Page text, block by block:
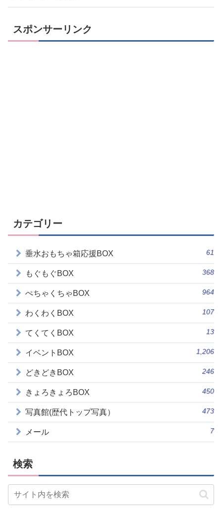
スポンサーリンク
カテゴリー
垂水おもちゃ箱応援BOX 61
もぐもぐBOX 368
ぺちゃくちゃBOX 964
わくわくBOX 107
てくてくBOX 13
イベントBOX 1,206
どきどきBOX 246
きょろきょろBOX 450
写真館(歴代トップ写真） 473
メール 7
検索